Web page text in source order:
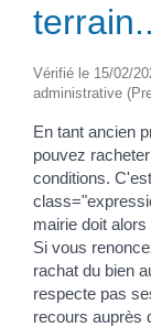
Vérifié le 15/02/
administrative
En tant ancien
pouvez
conditions.
mairie doit
Si vous
rachat du bien
respecte pas
recours auprès